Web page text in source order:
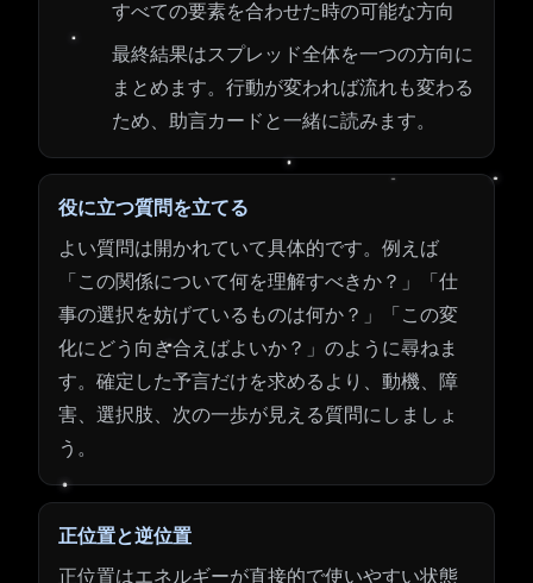
すべての要素を合わせた時の可能な方向
最終結果はスプレッド全体を一つの方向に
まとめます。行動が変われば流れも変わる
ため、助言カードと一緒に読みます。
役に立つ質問を立てる
よい質問は開かれていて具体的です。例えば
「この関係について何を理解すべきか？」「仕
事の選択を妨げているものは何か？」「この変
化にどう向き合えばよいか？」のように尋ねま
す。確定した予言だけを求めるより、動機、障
害、選択肢、次の一歩が見える質問にしましょ
う。
正位置と逆位置
正位置はエネルギーが直接的で使いやすい状態